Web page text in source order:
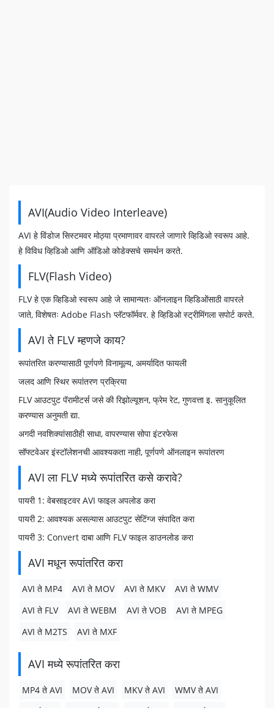
AVI(Audio Video Interleave)
AVI हे विंडोज सिस्टमवर मोठ्या प्रमाणावर वापरले जाणारे व्हिडिओ स्वरूप आहे.
हे विविध व्हिडिओ आणि ऑडिओ कोडेक्सचे समर्थन करते.
FLV(Flash Video)
FLV हे एक व्हिडिओ स्वरूप आहे जे सामान्यतः ऑनलाइन व्हिडिओंसाठी वापरले
जाते, विशेषतः Adobe Flash प्लॅटफॉर्मवर. हे व्हिडिओ स्ट्रीमिंगला सपोर्ट करते.
AVI ते FLV म्हणजे काय?
रूपांतरित करण्यासाठी पूर्णपणे विनामूल्य, अमर्यादित फायली
जलद आणि स्थिर रूपांतरण प्रक्रिया
FLV आउटपुट पॅरामीटर्स जसे की रिझोल्यूशन, फ्रेम रेट, गुणवत्ता इ. सानुकूलित
करण्यास अनुमती द्या.
अगदी नवशिक्यांसाठीही साधा, वापरण्यास सोपा इंटरफेस
सॉफ्टवेअर इंस्टॉलेशनची आवश्यकता नाही, पूर्णपणे ऑनलाइन रूपांतरण
AVI ला FLV मध्ये रूपांतरित कसे करावे?
पायरी 1: वेबसाइटवर AVI फाइल अपलोड करा
पायरी 2: आवश्यक असल्यास आउटपुट सेटिंग्ज संपादित करा
पायरी 3: Convert दाबा आणि FLV फाइल डाउनलोड करा
AVI मधून रूपांतरित करा
AVI ते MP4 AVI ते MOV AVI ते MKV
AVI ते WMV
AVI ते FLV
AVI ते WEBM AVI ते VOB
AVI ते MPEG
AVI ते M2TS
AVI ते MXF
AVI मध्ये रूपांतरित करा
MP4 ते AVI MOV ते AVI MKV ते AVI
WMV ते AVI